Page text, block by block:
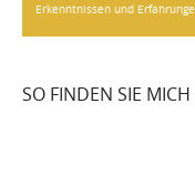
Erkenntnissen und
SO FINDEN SIE MICH